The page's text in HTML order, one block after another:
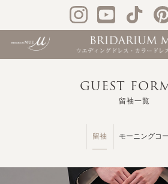
GUEST
留袖一覧
留袖 モーニングコ